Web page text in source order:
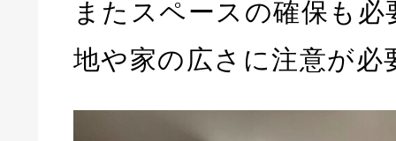
またスペースの確保も
地や家の広さに注意が必